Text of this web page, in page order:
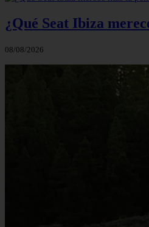
¿Qué Seat Ibiza
08/08/2026